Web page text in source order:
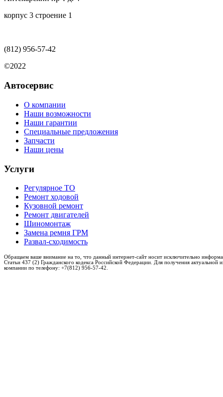
корпус 3 строение 1
(812) 956-57-42
©2022
Автосервис
О компании
Наши возможности
Наши гарантии
Специальные предложения
Запчасти
Наши цены
Услуги
Регулярное ТО
Ремонт ходовой
Кузовной ремонт
Ремонт двигателей
Шиномонтаж
Замена ремня ГРМ
Развал-сходимость
Обращаем ваше внимание на то, что данный интернет-сайт носит исключительно
Статьи 437 (2) Гражданского кодекса Российской Федерации. Для получения
компании по телефону: +7(812) 956-57-42.